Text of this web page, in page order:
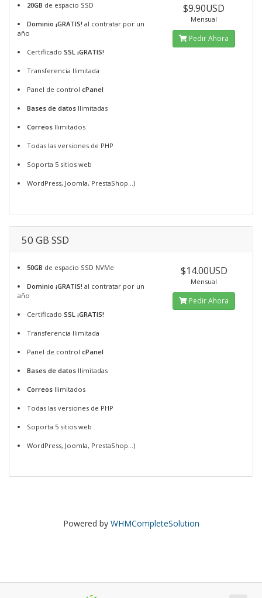
20GB de espacio SSD
Dominio ¡GRATIS! al contratar por un
año
CertificadoSSL ¡GRATIS!
Transferencia Ilimitada
Panel de controlcPanel
Bases de datos Ilimitadas
Correos Ilimitados
Todas las versiones de PHP
Soporta 5 sitios web
WordPress, Joomla, PrestaShop...)
$9.90USD
Mensual
Pedir Ahora
50 GB SSD
50GB de espacio SSD NVMe
Dominio ¡GRATIS! al contratar por un
año
CertificadoSSL ¡GRATIS!
Transferencia Ilimitada
Panel de controlcPanel
Bases de datos Ilimitadas
Correos Ilimitados
Todas las versiones de PHP
Soporta 5 sitios web
WordPress, Joomla, PrestaShop...)
$14.00USD
Mensual
Pedir Ahora
Powered by WHMCompleteSolution